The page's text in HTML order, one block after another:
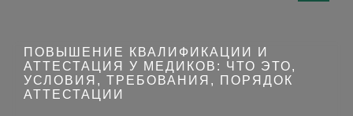
ПОВЫШЕНИЕ КВАЛИФИКАЦИИ И
АТТЕСТАЦИЯ У МЕДИКОВ: ЧТО ЭТО,
УСЛОВИЯ, ТРЕБОВАНИЯ, ПОРЯДОК
АТТЕСТАЦИИ